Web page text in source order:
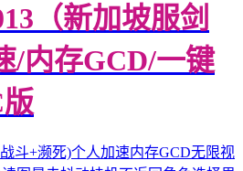
（新加坡服剑
/内存GCD/一键
斗+濒死)个人加速内存GCD无限视